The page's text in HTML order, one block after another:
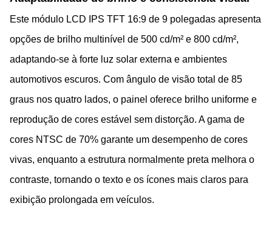
Este módulo LCD IPS TFT 16:9 de 9 polegadas apresenta
opções de brilho multinível de 500 cd/m² e 800 cd/m²,
adaptando-se à forte luz solar externa e ambientes
automotivos escuros. Com ângulo de visão total de 85
graus nos quatro lados, o painel oferece brilho uniforme e
reprodução de cores estável sem distorção. A gama de
cores NTSC de 70% garante um desempenho de cores
vivas, enquanto a estrutura normalmente preta melhora o
contraste, tornando o texto e os ícones mais claros para
exibição prolongada em veículos.